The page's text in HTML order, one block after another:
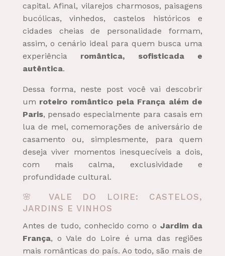
capital. Afinal, vilarejos charmosos, paisagens
bucólicas, vinhedos, castelos históricos e
cidades cheias de personalidade formam,
assim, o cenário ideal para quem busca uma
experiência romântica, sofisticada e
autêntica.
Dessa forma, neste post você vai descobrir
um roteiro romântico pela França além de
Paris, pensado especialmente para casais em
lua de mel, comemorações de aniversário de
casamento ou, simplesmente, para quem
deseja viver momentos inesquecíveis a dois,
com mais calma, exclusividade e
profundidade cultural.
🌸 VALE DO LOIRE: CASTELOS,
JARDINS E VINHOS
Antes de tudo, conhecido como o Jardim da
França, o Vale do Loire é uma das regiões
mais românticas do país. Ao todo, são mais de